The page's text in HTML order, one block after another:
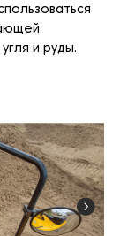
и руды.